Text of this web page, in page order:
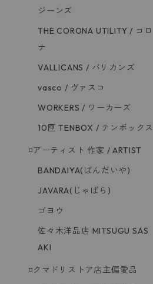
ジーンズ
THE CORONA UTILITY / コロ
ナ
VALLICANS / バリカンズ
vasco / ヴァスコ
WORKERS / ワーカーズ
10匣 TENBOX / テンボックス
◽️アーティスト 作家 / ARTIST
BANDAIYA(ばんだいや)
JAVARA(じゃばら)
ゴヨウ
佐々木洋品店 MITSUGU SAS
AKI
◽️クマドリストア店主偏愛品